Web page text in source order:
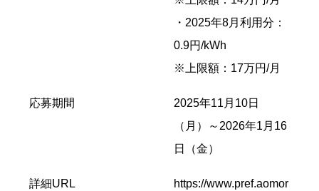
・2025年8月利用分：
0.9円/kWh
※上限額：17万円/月
応募期間
2025年11月10日
（月）～2026年1月16
日（金）
詳細URL
https://www.pref.aomor